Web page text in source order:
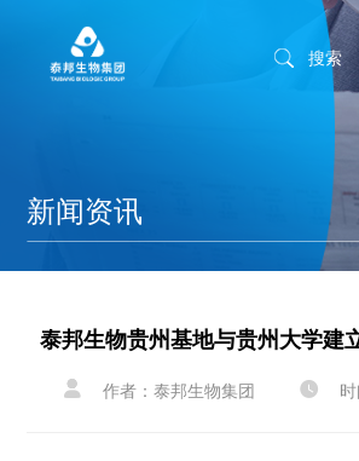
搜索
新闻资讯
泰邦生物贵州基地与贵州大学建
 作者：泰邦生物集团 